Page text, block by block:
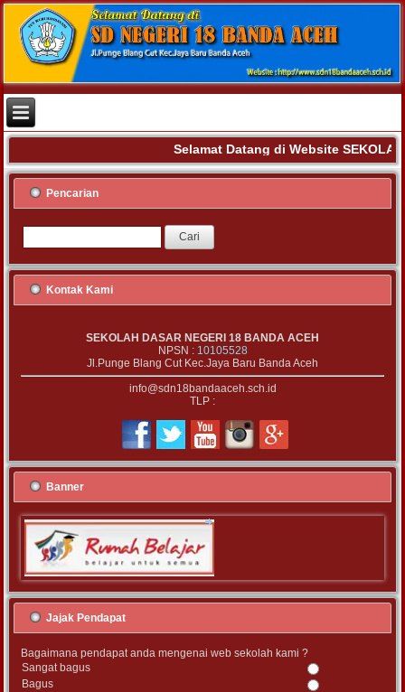
Selamat Datang di Website
Pencarian
Kontak Kami
SEKOLAH DASAR NEGERI 18 BANDA ACEH
NPSN : 10105528
Jl.Punge Blang Cut Kec.Jaya Baru Banda Aceh
info@sdn18bandaaceh.sch.id
TLP :
Banner
Jajak Pendapat
Bagaimana pendapat anda mengenai web sekolah kami ?
Sangat bagus
Bagus